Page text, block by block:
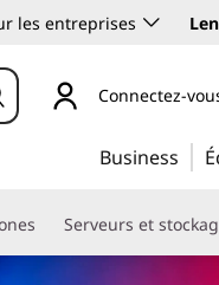
les entreprises
Connectez-
Business
Serveurs et